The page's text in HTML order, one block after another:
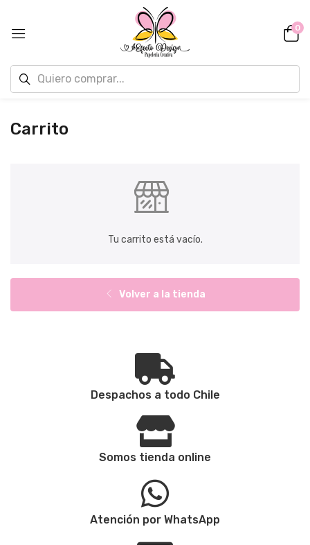
0
Carrito
Tu carrito está vacío.
Volver a la tienda
Despachos a todo Chile
Somos tienda online
Atención por WhatsApp